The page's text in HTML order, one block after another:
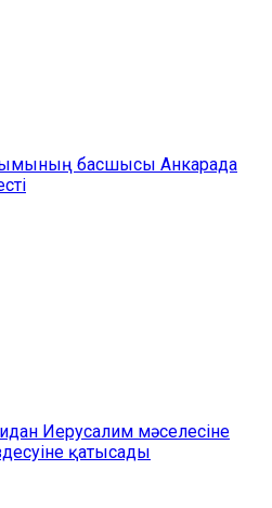
басшысы Анкарада
Иерусалим мәселесіне
қатысады